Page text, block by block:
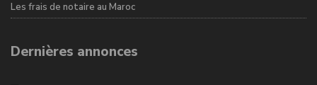
Les frais de notaire au Maroc
Dernières annonces